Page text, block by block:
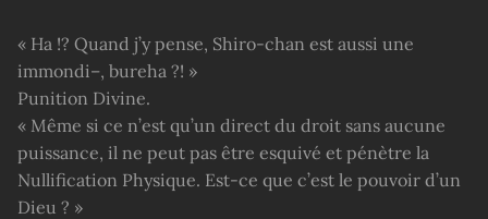
« Ha !? Quand j’y pense, Shiro-chan est aussi une
immondi–, bureha ?! »
Punition Divine.
« Même si ce n’est qu’un direct du droit sans aucune
puissance, il ne peut pas être esquivé et pénètre la
Nullification Physique. Est-ce que c’est le pouvoir d’un
Dieu ? »